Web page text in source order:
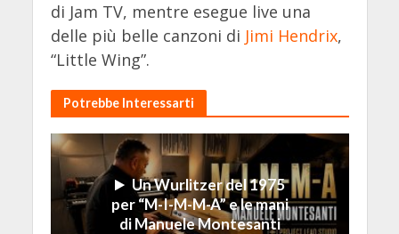
di Jam TV, mentre esegue live una
delle più belle canzoni di Jimi Hendrix,
“Little Wing”.
Potrebbe Interessarti
Un Wurlitzer del 1975
per “M-I-M-M-A” e le mani
di Manuele Montesanti